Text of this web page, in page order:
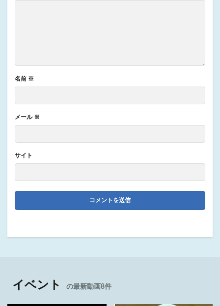
名前 ※
メール ※
サイト
イベント の最新動画8件